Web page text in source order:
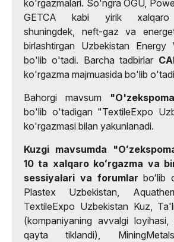
ko'rgazmalari. So'ngra OGU,
GETCA kabi yirik xalqaro
shuningdek, neft-gaz va
birlashtirgan Uzbekistan Energy
bo'lib o'tadi. Barcha tadbirlar
ko'rgazma majmuasida bo'lib
Bahorgi mavsum
bo'lib o'tadigan "TextileExpo
ko'rgazmasi bilan yakunlanadi.
Kuzgi mavsumda
10 ta xalqaro koʻrgazma va
sessiyalari va forumlar boʻlib
Plastex Uzbekistan,
TextileExpo Uzbekistan Kuz,
(kompaniyaning avvalgi
qayta tiklandi),